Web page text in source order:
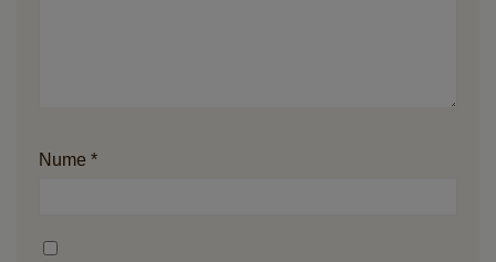
Nume *